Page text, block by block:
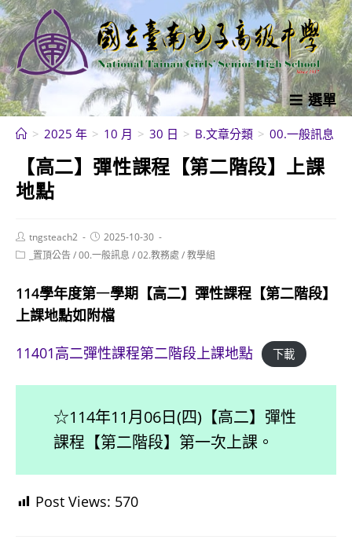
跳
轉
至
主
要
內
選單
> 2025 年 > 10 月 > 30 日 > B.文章分類 > 00.一般訊息
【高二】彈性課程【第二階段】上課
地點
Post
author:
tngsteach2
Post
published:
2025-10-30
Post _置頂公告/00.一般訊息 /02.教務處 /教學組
114學年度第一學期【高二】彈性課程【第二階段】
上課地點如附檔
11401高二彈性課程第二階段上課地點
下載
☆114年11月06日(四)【高二】彈性
課程【第二階段】第一次上課。
Post Views: 570